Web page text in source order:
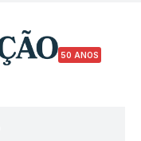
50 ANOS